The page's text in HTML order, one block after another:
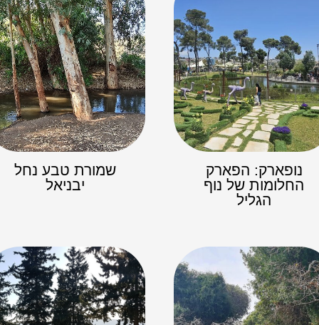
נופארק: הפארק
החלומות של נוף
הגליל
שמורת טבע נחל
יבניאל